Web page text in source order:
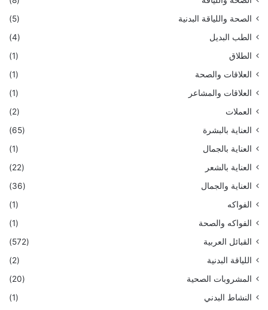
الصحة واللياقة البدنية
(5)
الطب البديل
(4)
الطلاق
(1)
العلاقات والصحة
(1)
العلاقات والمشاعر
(1)
العملات
(2)
العناية بالبشرة
(65)
العناية بالجمال
(1)
العناية بالشعر
(22)
العناية والجمال
(36)
الفواكه
(1)
الفواكه والصحة
(1)
القبائل العربية
(572)
اللياقة البدنية
(2)
المشروبات الصحية
(20)
النشاط البدني
(1)